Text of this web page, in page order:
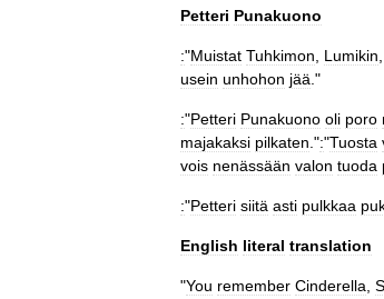
Petteri Punakuono
:"Muistat Tuhkimon Lumikin
usein unhohon jää ."
:"Petteri Punakuono oli poro
majakaksi pilkaten .":"Tuosta
vois nenässään valon tuoda
:"Petteri siitä asti pulkkaa
English literal translation
"You remember Cinderella